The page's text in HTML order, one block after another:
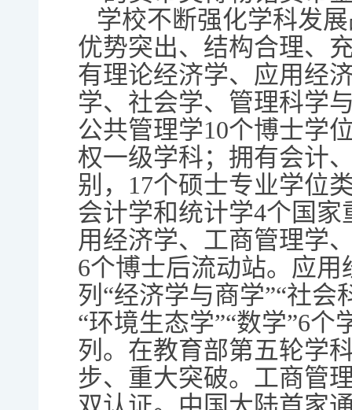
学校不断强化学科发
优势突出、结构合理、
有理论经济学、应用经
学、社会学、管理科学
公共管理学10个博士学
权一级学科；拥有会计
别，17个硕士专业学位
会计学和统计学4个国
用经济学、工商管理学
6个博士后流动站。应
列“经济学与商学”“社会
“环境生态学”“数学”6
列。在教育部第五轮学
步、重大突破。工商管